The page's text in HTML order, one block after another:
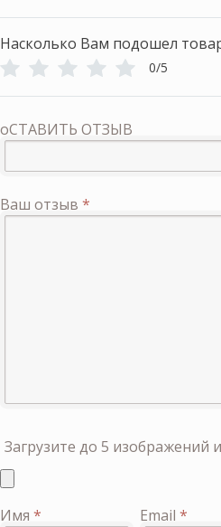
Насколько Вам подошел
0/5
оСТАВИТЬ ОТЗЫВ
Ваш отзыв *
Загрузите до 5 изображений
Имя * Email *